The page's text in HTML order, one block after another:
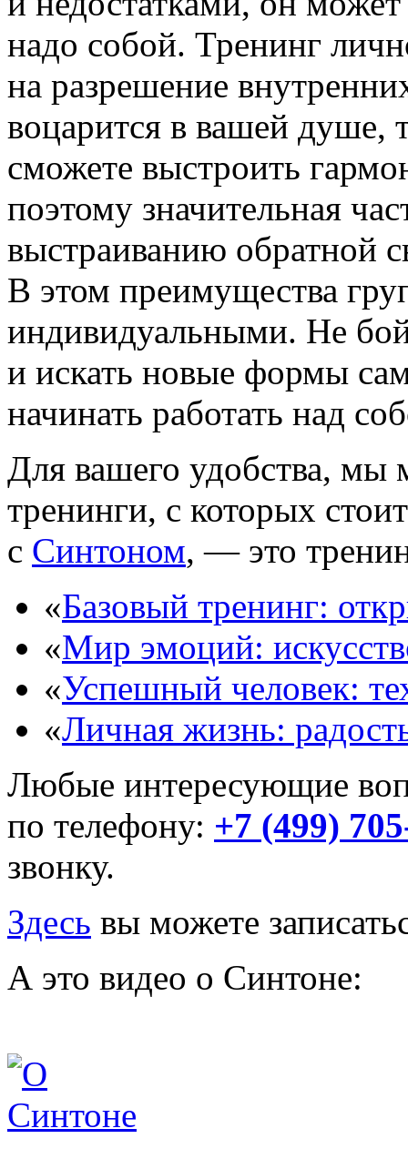
надо собой. Тренинг
на разрешение
воцарится в вашей
сможете выстроить
поэтому значительная
выстраиванию обратной
В этом преимущества
индивидуальными. Не
и искать новые формы
начинать работать над
Для вашего удобства, мы
тренинги, с которых
с Синтоном, — это
«Базовый тренинг:
«Мир эмоций:
«Успешный человек:
«Личная жизнь:
Любые интересующие
по телефону: +7 (499)
звонку.
Здесь вы можете
А это видео о Синтоне: